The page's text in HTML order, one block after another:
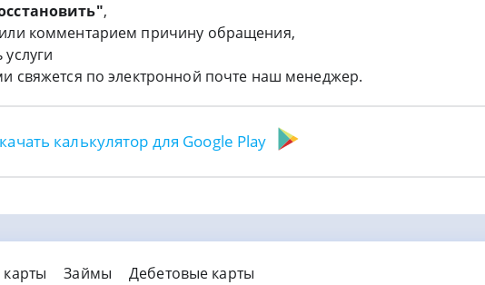
,
комментарием причину обращения,
свяжется по электронной почте наш менеджер.
калькулятор для Google Play
Займы Дебетовые карты